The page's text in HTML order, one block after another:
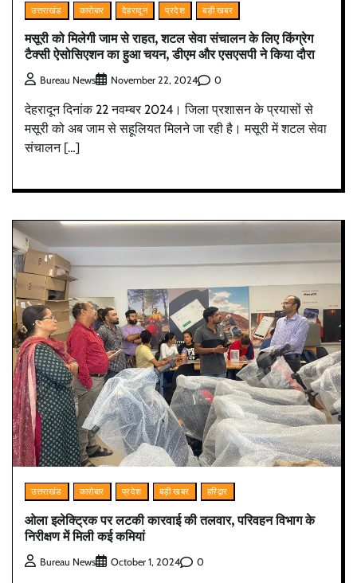
उत्तराखंड कारोबार देहरादून प्रदेश बड़ी खबर
मसूरी को मिलेगी जाम से राहत, शटल सेवा संचालन के लिए किंग्रेग
टैक्सी ऐसोसिएशन का हुआ चयन, डीएम और एसएसपी ने किया दौरा
Bureau News November 22, 2024 0
देहरादून दिनांक 22 नवम्बर 2024। जिला प्रशासन के प्रयासों से
मसूरी को अब जाम से सहूलियत मिलने जा रही है। मसूरी में शटल सेवा
संचालन […]
उत्तराखंड कारोबार प्रदेश बड़ी खबर हरिद्वार
ओला इलेक्ट्रिक पर लटकी कारवाई की तलवार, परिवहन विभाग के
निरीक्षण में मिली कई कमियां
Bureau News October 1, 2024 0